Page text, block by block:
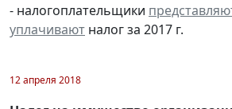
- налогоплательщики
уплачивают налог за 2017 г.
12 апреля 2018